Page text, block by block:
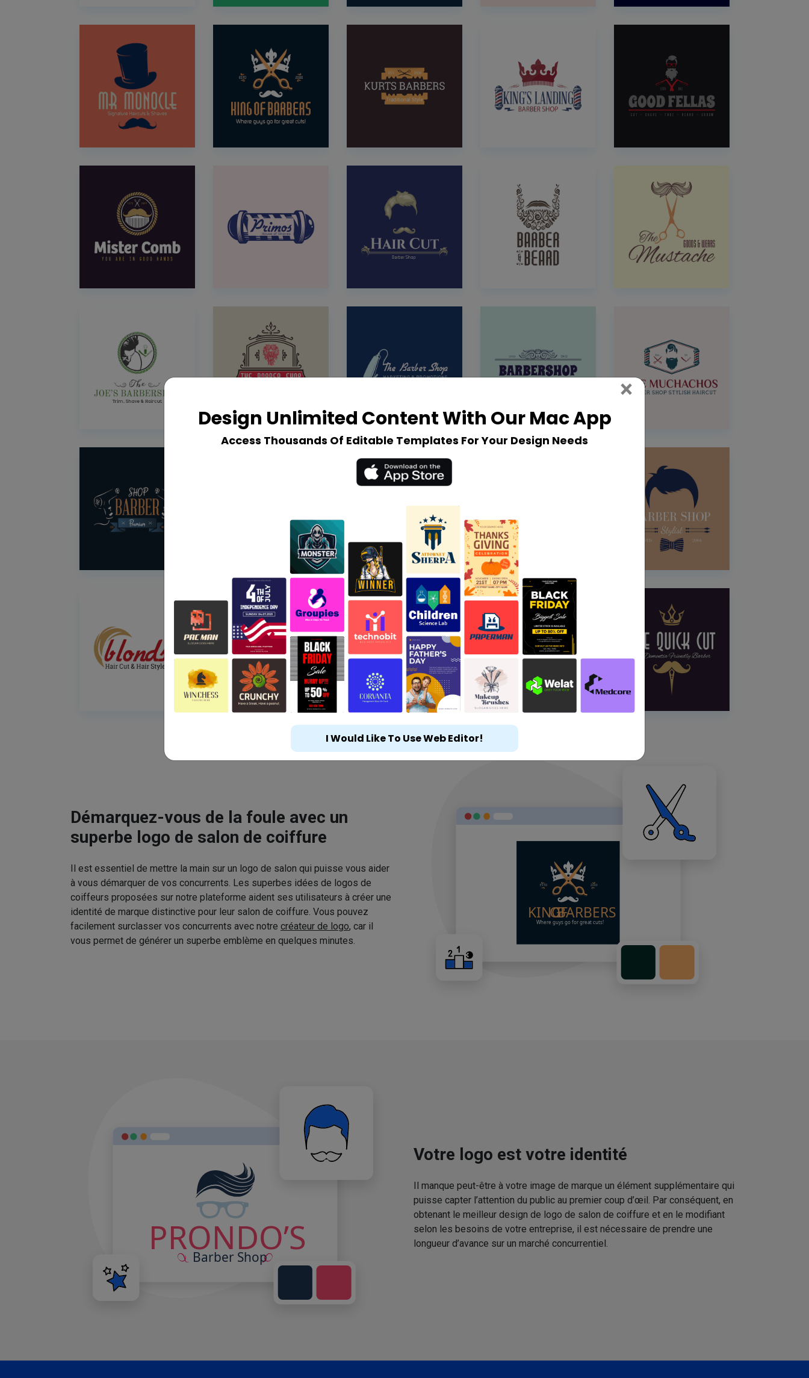
Démarquez-vous de la foule avec un
superbe logo de salon de coiffure
Il est essentiel de mettre la main sur un logo de salon qui puisse vous aider
à vous démarquer de vos concurrents. Les superbes idées de logos de
coiffeurs proposées sur notre plateforme aident ses utilisateurs à créer une
identité de marque distinctive pour leur salon de coiffure. Vous pouvez
facilement surclasser vos concurrents avec notre créateur de logo, car il
vous permet de générer un superbe emblème en quelques minutes.
Votre logo est votre identité
Il manque peut-être à votre image de marque un élément supplémentaire qui
puisse capter l’attention du public au premier coup d’œil. Par conséquent, en
obtenant le meilleur design de logo de salon de coiffure et en le modifiant
selon les besoins de votre entreprise, il est nécessaire de prendre une
longueur d’avance sur un marché concurrentiel.
Design Unlimited Content With Our Mac App
Access Thousands Of Editable Templates For Your Design Needs
× Close
I Would Like To Use Web Editor!